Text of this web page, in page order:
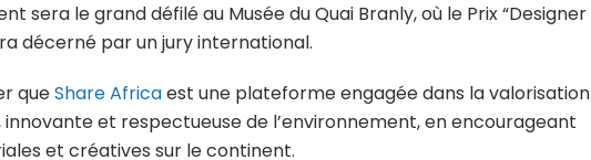
sera le grand défilé au Musée du Quai Branly, où le Prix “Designer
décerné par un jury international.
queShare Africaest une plateforme engagée dans la valorisation
innovante et respectueuse de l’environnement, en encourageant
et créatives sur le continent.